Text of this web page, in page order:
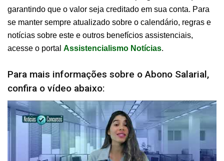
garantindo que o valor seja creditado em sua conta. Para
se manter sempre atualizado sobre o calendário, regras e
notícias sobre este e outros benefícios assistenciais,
acesse o portal Assistencialismo Notícias.
Para mais informações sobre o Abono Salarial,
confira o vídeo abaixo: